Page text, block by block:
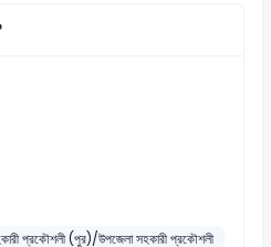
প্রকৌশলী (পুর)/উপজেলা সহকারী প্রকৌশলী